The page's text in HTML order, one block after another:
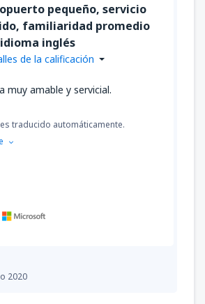
2020
pequeño, servicio
familiaridad promedio
inglés
de la calificación
muy amable y servicial.
traducido automáticamente.